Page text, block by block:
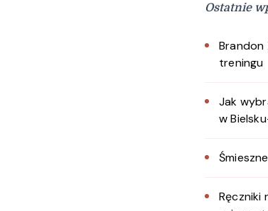
Ostatnie
Brandon
treningu
Jak
w
Ręczniki